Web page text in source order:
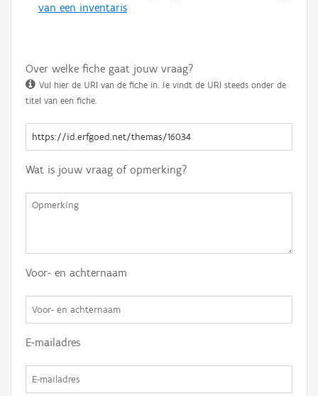
van een inventaris
Over welke fiche gaat jouw vraag?
Vul hier de URI van de fiche in. Je vindt de URI steeds onder de
titel van een fiche.
Wat is jouw vraag of opmerking?
Voor- en achternaam
E-mailadres